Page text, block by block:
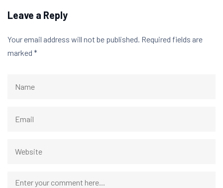
Leave a Reply
Your email address will not be published. Required fields are
marked *